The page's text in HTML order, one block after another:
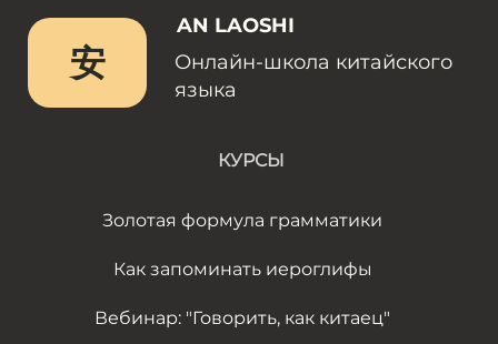
安
AN LAOSHI
Онлайн-школа китайского
языка
КУРСЫ
Золотая формула грамматики
Как запоминать иероглифы
Вебинар: "Говорить, как китаец"